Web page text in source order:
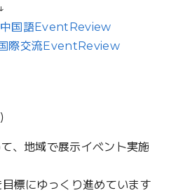
国語EventReview
際交流EventReview
、地域で展示イベント実施
標にゆっくり進めています